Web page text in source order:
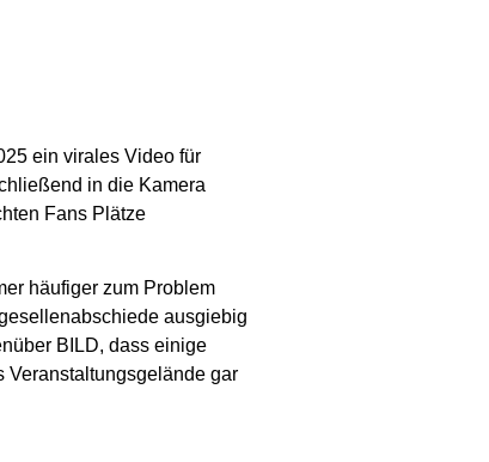
ein virales Video für
in die Kamera
Fans Plätze
häufiger zum Problem
ausgiebig
BILD, dass einige
Veranstaltungsgelände gar